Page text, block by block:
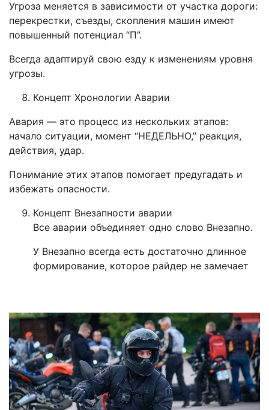
Угроза меняется в зависимости от участка дороги:
перекрестки, съезды, скопления машин имеют
повышенный потенциал “П”.
Всегда адаптируй свою езду к изменениям уровня
угрозы.
Концепт Хронологии Аварии
Авария — это процесс из нескольких этапов:
начало ситуации, момент “НЕДЕЛЬНО,” реакция,
действия, удар.
Понимание этих этапов помогает предугадать и
избежать опасности.
Концепт Внезапности аварии
Все аварии объединяет одно слово Внезапно.
У Внезапно всегда есть достаточно длинное
формирование, которое райдер не замечает